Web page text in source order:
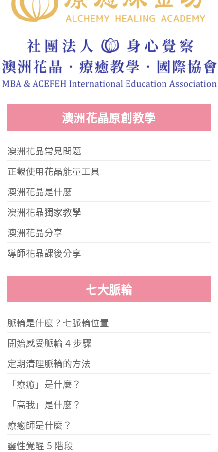
澳洲花晶原創教學
澳洲花晶常見問題
正觀使用花晶能量工具
澳洲花晶是什麼
澳洲花晶獨家教學
澳洲花晶分享
導師花晶課後分享
七大脈輪
脈輪是什麼？七脈輪位置
開始感受脈輪 4 步驟
定期清理脈輪的方法
「療癒」是什麼？
「高我」是什麼？
療癒師是什麼？
靈性覺醒 5 階段